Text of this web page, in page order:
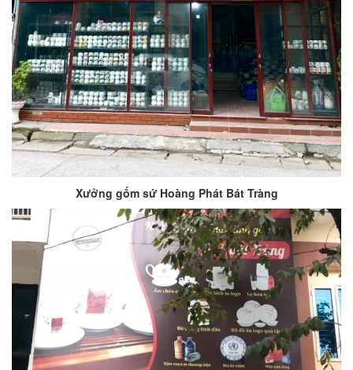
Xưởng gốm sứ Hoàng Phát Bát Tràng